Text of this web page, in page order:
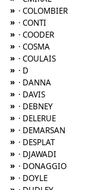
» · COLOMBIER
» · CONTI
» · COODER
» · COSMA
» · COULAIS
» · D
» · DANNA
» · DAVIS
» · DEBNEY
» · DELERUE
» · DEMARSAN
» · DESPLAT
» · DJAWADI
» · DONAGGIO
» · DOYLE